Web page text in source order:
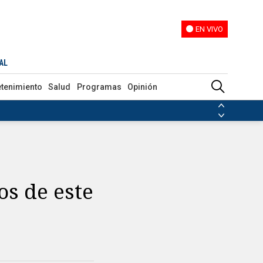
EN VIVO
Salud Programas Opinión
de este